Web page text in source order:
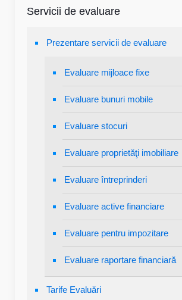
Servicii de evaluare
Prezentare servicii de evaluare
Evaluare mijloace fixe
Evaluare bunuri mobile
Evaluare stocuri
Evaluare proprietăţi imobiliare
Evaluare întreprinderi
Evaluare active financiare
Evaluare pentru impozitare
Evaluare raportare financiară
Tarife Evaluări